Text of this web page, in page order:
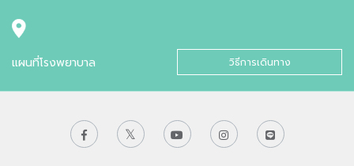
แผนที่โรงพยาบาล วิธีการเดินทาง